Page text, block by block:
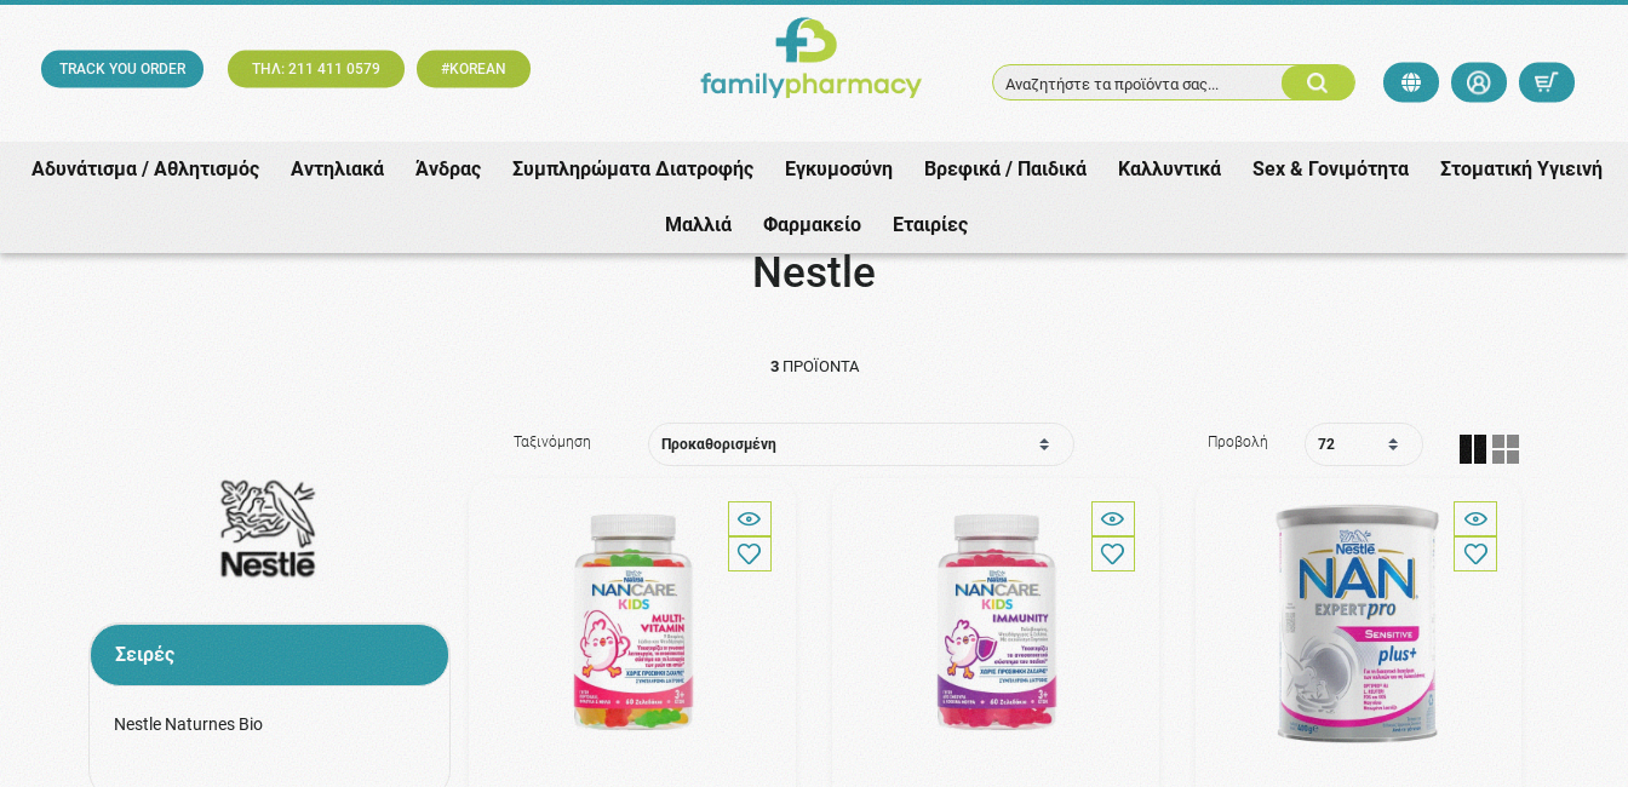
TRACK YOU ORDER ΤΗΛ: 211 411 0579 #KOREAN
Αναζητήστε τα προϊόντα σας...
Αδυνάτισμα / Αθλητισμός Αντηλιακά Άνδρας Συμπληρώματα Διατροφής Εγκυμοσύνη Βρεφικά / Παιδικά Καλλυντικά Sex & Γονιμότητα Στοματική Υγιεινή
Μαλλιά Φαρμακείο Εταιρίες
Αρχική / Εταιρίες / Nestle
Nestle
3ΠΡΟΪΌΝΤΑ
Σειρές
Nestle Naturnes Bio
Ταξινόμηση Προβολή